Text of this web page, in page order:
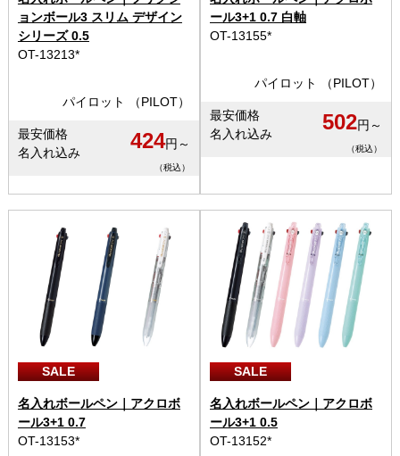
ョンボール3 スリム デザイン
シリーズ 0.5
OT-13213*
パイロット （PILOT）
最安価格
名入れ込み
424円～
（税込）
ール3+1 0.7 白軸
OT-13155*
パイロット （PILOT）
最安価格
名入れ込み
502円～
（税込）
SALE
名入れボールペン｜アクロボ
ール3+1 0.7
OT-13153*
SALE
名入れボールペン｜アクロボ
ール3+1 0.5
OT-13152*